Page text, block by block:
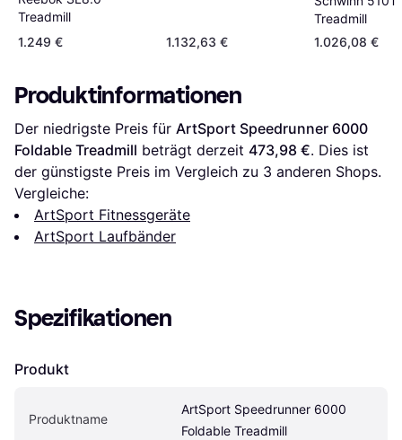
Treadmill
1.249 €
1.132,63 €
Treadmill
1.026,08 €
Produktinformationen
Der niedrigste Preis für ArtSport Speedrunner 6000
Foldable Treadmill beträgt derzeit 473,98 €. Dies ist
der günstigste Preis im Vergleich zu 3 anderen Shops.
Vergleiche:
ArtSport Fitnessgeräte
ArtSport Laufbänder
Spezifikationen
Produkt
Produktname
ArtSport Speedrunner 6000
Foldable Treadmill